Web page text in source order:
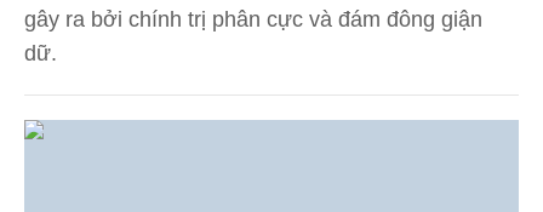
gây ra bởi chính trị phân cực và đám đông giận
dữ.